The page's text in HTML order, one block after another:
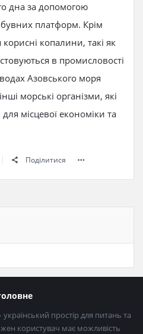
дна за допомогою
платформ. Крім
копалини, такі як
в промисловості
Азовського моря
морські організми, які
місцевої економіки та
Поділитися
простір для питань та
користувач має можливість